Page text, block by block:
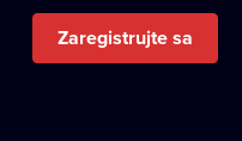
Zaregistrujte sa